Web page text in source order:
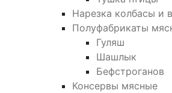
Нарезка колбасы и
Полуфабрикаты
Гуляш
Шашлык
Бефстроганов
Консервы мясные